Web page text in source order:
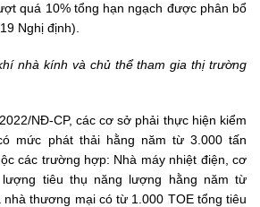
quá 10% tổng hạn ngạch được phân bổ
Nghị định).
nhà kính và chủ thể tham gia thị trường
NĐ-CP, các cơ sở phải thực hiện kiểm
mức phát thải hằng năm từ 3.000 tấn
các trường hợp: Nhà máy nhiệt điện, cơ
tiêu thụ năng lượng hằng năm từ
thương mại có từ 1.000 TOE tổng tiêu